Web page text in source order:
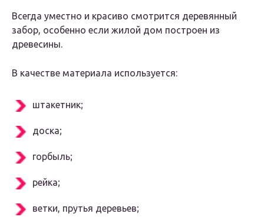
Всегда уместно и красиво смотрится деревянный
забор, особенно если жилой дом построен из
древесины.
В качестве материала используется:
штакетник;
доска;
горбыль;
рейка;
ветки, прутья деревьев;